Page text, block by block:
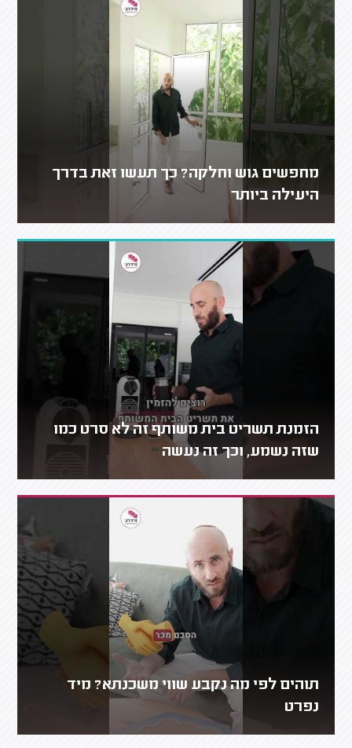
מחפשים גוש וחלקה? כך תעשו זאת בדרך
היעילה ביותר
הזמנת תשריט בית משותף זה לא סרט כמו
שזה נשמע, וכך זה נעשה
תוהים לפי מה נקבע שווי משכנתא? מיד
נפרט